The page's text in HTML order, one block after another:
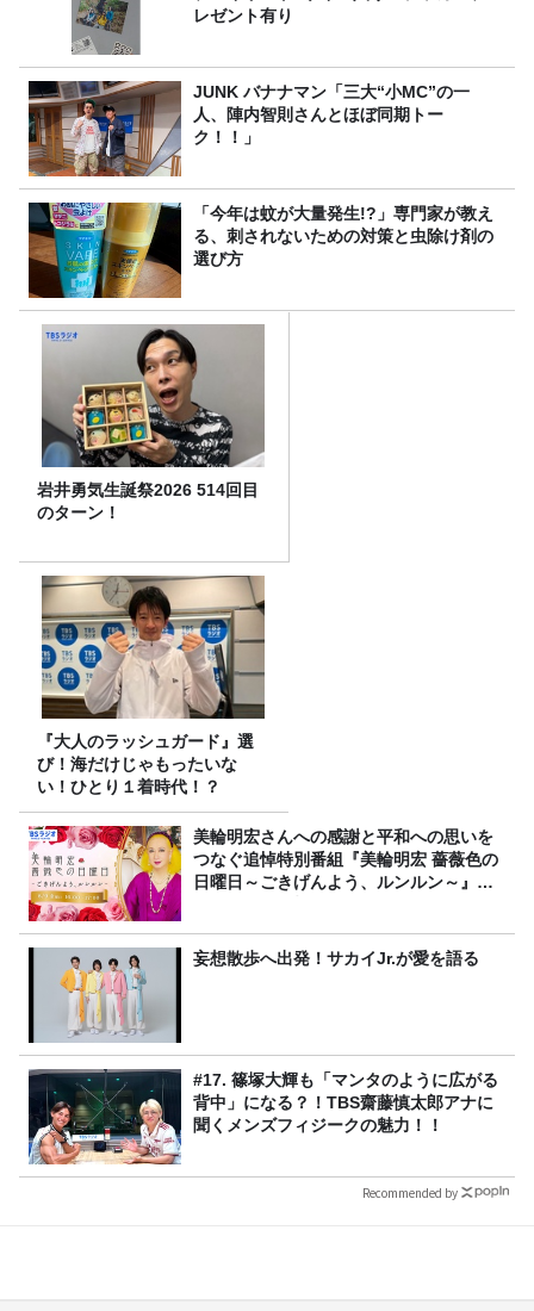
レゼント有り
JUNK バナナマン「三大“小MC”の一
人、陣内智則さんとほぼ同期トー
ク！！」
「今年は蚊が大量発生!?」専門家が教え
る、刺されないための対策と虫除け剤の
選び方
岩井勇気生誕祭2026 514回目
のターン！
『大人のラッシュガード』選
び！海だけじゃもったいな
い！ひとり１着時代！？
美輪明宏さんへの感謝と平和への思いを
つなぐ追悼特別番組『美輪明宏 薔薇色の
日曜日～ごきげんよう、ルンルン～』
妄想散歩へ出発！サカイJr.が愛を語る
#17. 篠塚大輝も「マンタのように広がる
背中」になる？！TBS齋藤慎太郎アナに
聞くメンズフィジークの魅力！！
Recommended by